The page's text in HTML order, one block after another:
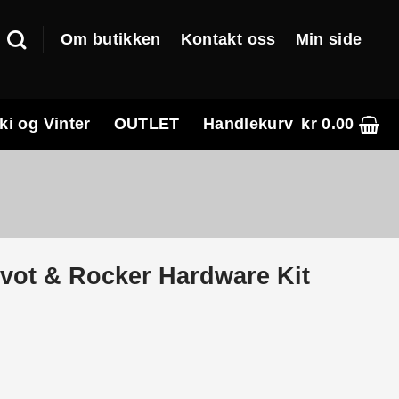
Om butikken Kontakt oss Min side
og Vinter OUTLET Handlekurv kr0.00
& Rocker Hardware Kit